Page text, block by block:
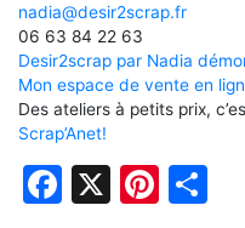
nadia@desir2scrap.fr
06 63 84 22 63
Desir2scrap par Nadia
Mon espace de vente en
Des ateliers à petits prix,
Scrap’Anet!
Facebook
X